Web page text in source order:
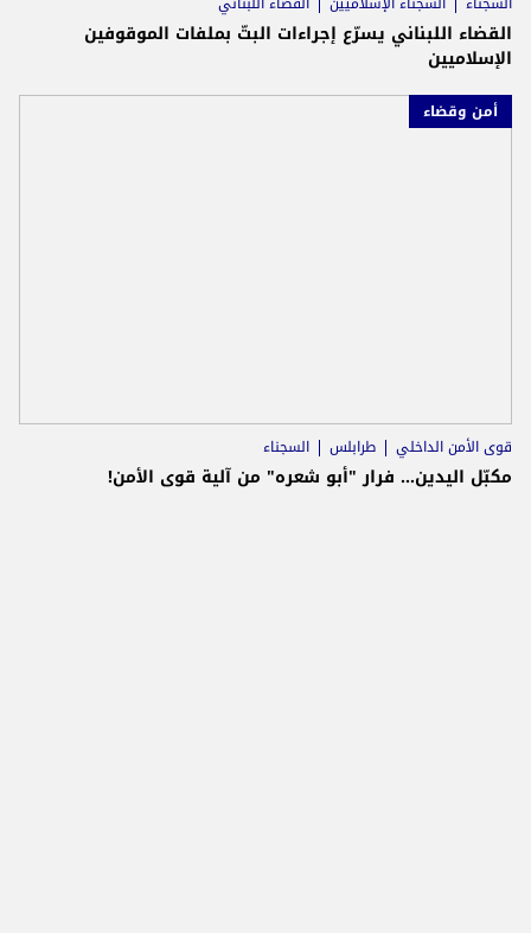
القضاء اللبناني يسرّع إجراءات البتّ بملفات الموقوفين
الإسلاميين
أمن وقضاء
قوى الأمن الداخلي طرابلس السجناء
مكبّل اليدين… فرار "أبو شعره" من آلية قوى الأمن!